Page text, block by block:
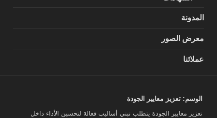
المدونة
معرض الصور
عملائنا
الوسم: تعزيز معايير الجودة
تعزيز معايير الجودة يتطلب تبني أساليب فعالة لتحسين الأداء داخل